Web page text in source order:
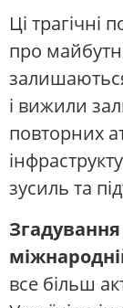
Ці трагічні
про
і вижили
повторних
зусиль та
все більш